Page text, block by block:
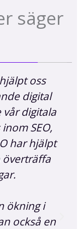
säger
oss
digital
digitala
SEO,
har hjälpt
överträffa
ökning i
också en